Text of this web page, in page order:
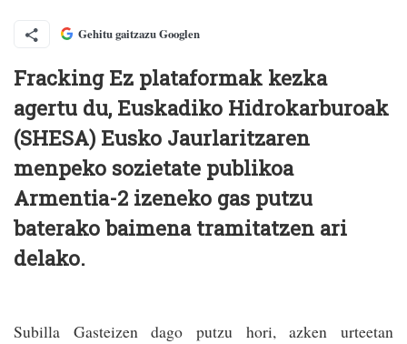
Gehitu gaitzazu Googlen
Fracking Ez plataformak kezka
agertu du, Euskadiko Hidrokarburoak
(SHESA) Eusko Jaurlaritzaren
menpeko sozietate publikoa
Armentia-2 izeneko gas putzu
baterako baimena tramitatzen ari
delako.
Subilla Gasteizen dago putzu hori, azken urteetan